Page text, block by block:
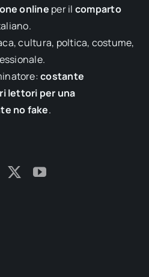
online per il comparto
cultura, poltica, costume,
costante
lettori per una
no fake.